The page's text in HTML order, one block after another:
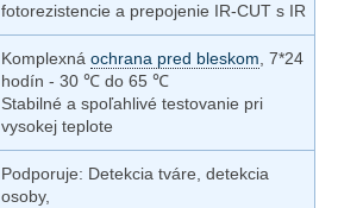
fotorezistencie a prepojenie IR-CUT s IR
Komplexná ochrana pred bleskom , 7*24
hodín - 30 ℃ do 65 ℃
Stabilné a spoľahlivé testovanie pri
vysokej teplote
Podporuje: Detekcia tváre, detekcia
osoby,